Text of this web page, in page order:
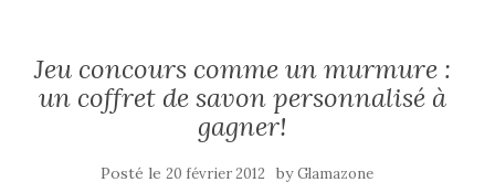
Jeu concours comme un murmure :
un coffret de savon personnalisé à
gagner!
Posté le 20 février 2012 byGlamazone